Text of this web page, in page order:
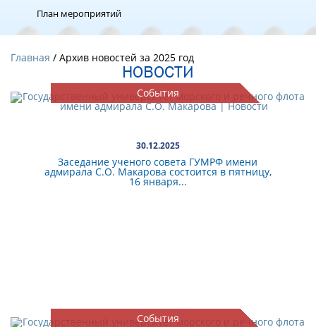
План мероприятий
Главная / Архив новостей за 2025 год
НОВОСТИ
События
30.12.2025
Заседание ученого совета ГУМРФ имени
адмирала С.О. Макарова состоится в пятницу,
16 января...
События